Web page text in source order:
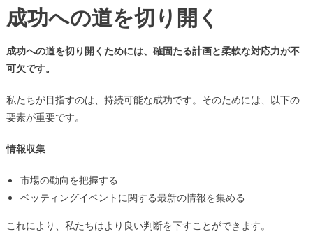
成功への道を切り開く
成功への道を切り開くためには、確固たる計画と柔軟な対応力が不
可欠です。
私たちが目指すのは、持続可能な成功です。そのためには、以下の
要素が重要です。
情報収集
市場の動向を把握する
ベッティングイベントに関する最新の情報を集める
これにより、私たちはより良い判断を下すことができます。